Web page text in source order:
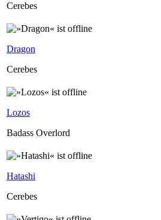
Cerebes
Dragon
Cerebes
Lozos
Badass Overlord
Hatashi
Cerebes